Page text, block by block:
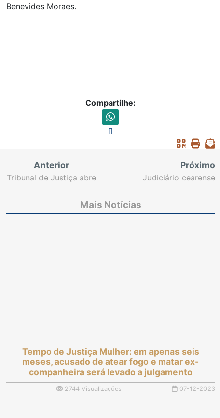
Benevides Moraes.
Compartilhe:
Anterior
Tribunal de Justiça abre
participarem do
Próximo
Judiciário cearense
plantão nesta sexta-
feira (8), Dia da Justiça,
Mais Notícias
Tempo de Justiça Mulher: em apenas seis
meses, acusado de atear fogo e matar ex-
companheira será levado a julgamento
2744 Visualizações 07-12-2023